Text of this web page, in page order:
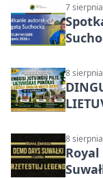
7
8
8